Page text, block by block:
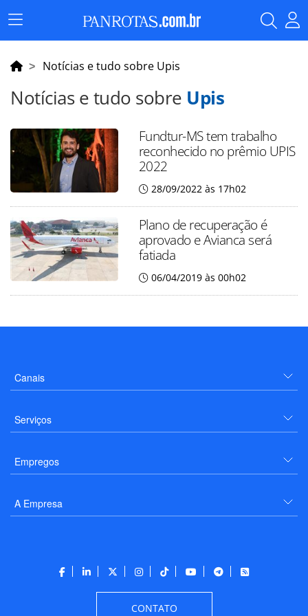
Menu
Principal
Notícias e tudo sobre Upis
Notícias e tudo sobre Upis
Fundtur-MS tem trabalho
reconhecido no prêmio UPIS
2022
28/09/2022 às 17h02
Plano de recuperação é
aprovado e Avianca será
fatiada
06/04/2019 às 00h02
Canais
Serviços
Empregos
A Empresa
CONTATO